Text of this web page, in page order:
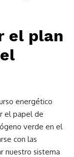
el plan
energético
el papel de
verde en el
con las
nuestro sistema